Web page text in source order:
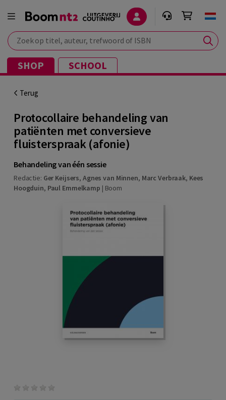
Zoek op titel, auteur, trefwoord of ISBN
SHOP SCHOOL
Terug
Protocollaire behandeling van
patiënten met conversieve
fluisterspraak (afonie)
Behandeling van één sessie
Redactie: Ger Keijsers, Agnes van Minnen, Marc Verbraak, Kees
Hoogduin, Paul Emmelkamp | Boom